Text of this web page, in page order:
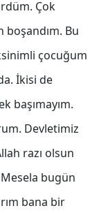
Çok
boşandım. Bu
çocuğum
İkisi de
başımayım.
Devletimiz
razı olsun
bugün
bana bir